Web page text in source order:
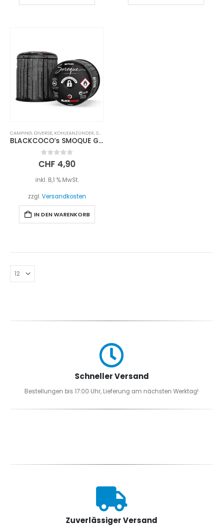
CAMPING, DIVERSE, KOHLEANZÜNDER,SHISHA ZUBEHÖR
BLACKCOCO’s SMOQUE Gaskartusche 190g
0 out of 5
CHF 4,90
inkl. 8,1 % MwSt.
zzgl.Versandkosten
IN DEN WARENKORB
Schneller Versand
Bestellungen bis 17:00 Uhr, Lieferung am nächsten Werktag!
Zuverlässiger Versand